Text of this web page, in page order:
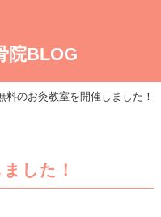
院BLOG
料のお灸教室を開催しました！
した！